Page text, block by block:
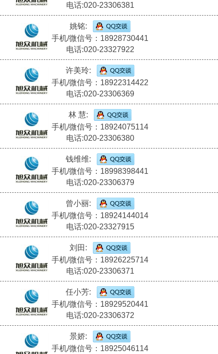
电话:020-23306381
姚铭:
手机/微信号：18928730441
电话:020-23327922
许美玲:
手机/微信号：18922314422
电话:020-23306369
林 慧:
手机/微信号：18924075114
电话:020-23306380
钱维维:
手机/微信号：18998398441
电话:020-23306379
曾小丽:
手机/微信号：18924144014
电话:020-23327915
刘田:
手机/微信号：18926225714
电话:020-23306371
任小芳:
手机/微信号：18929520441
电话:020-23306372
景娇:
手机/微信号：18925046114